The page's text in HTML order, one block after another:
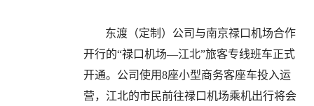
东渡（定制）公司与南京禄口机场合作
开行的“禄口机场—江北”旅客专线班车正式
开通。公司使用8座小型商务客座车投入运
营，江北的市民前往禄口机场乘机出行将会